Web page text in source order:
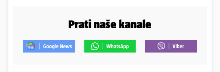
Prati naše kanale